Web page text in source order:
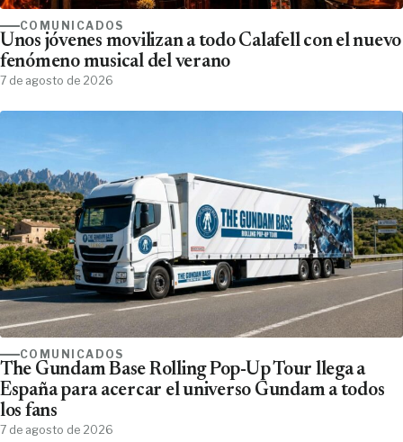
COMUNICADOS
Unos jóvenes movilizan a todo Calafell con el nuevo
fenómeno musical del verano
7 de agosto de 2026
COMUNICADOS
The Gundam Base Rolling Pop-Up Tour llega a
España para acercar el universo Gundam a todos
los fans
7 de agosto de 2026